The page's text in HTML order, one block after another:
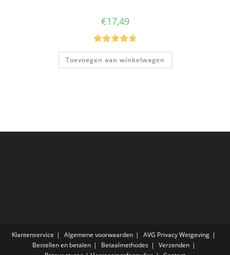
€17,49
Gewaardeer
d 4.80uit 5
Toevoegen aan winkelwagen
Klantenservice Algemene voorwaarden
AVG Privacy Wetgeving
Bestellen en betalen
Betaalmethodes
Verzenden